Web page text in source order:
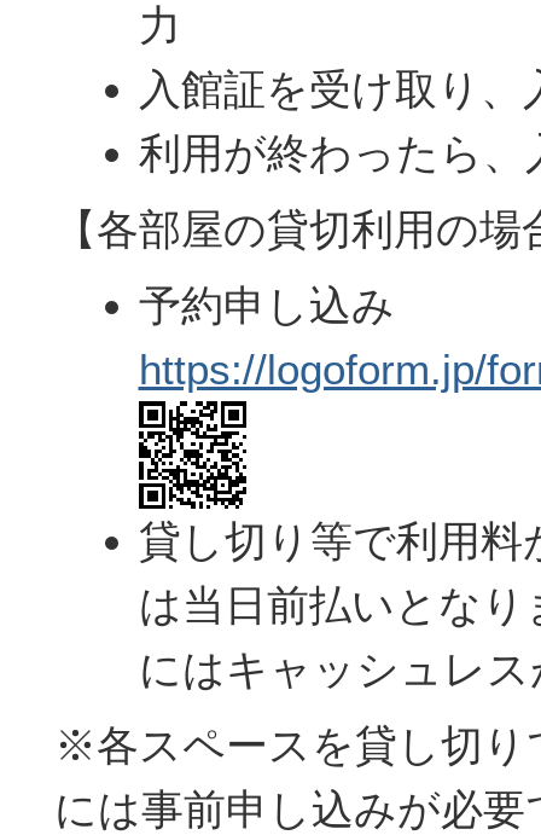
力
入館証を受け取り、
利用が終わったら、
【各部屋の貸切利用の場
予約申し込み
https://logoform.jp/
貸し切り等で利用料
は当日前払いとな
にはキャッシュレ
※各スペースを貸し切り
には事前申し込みが必要